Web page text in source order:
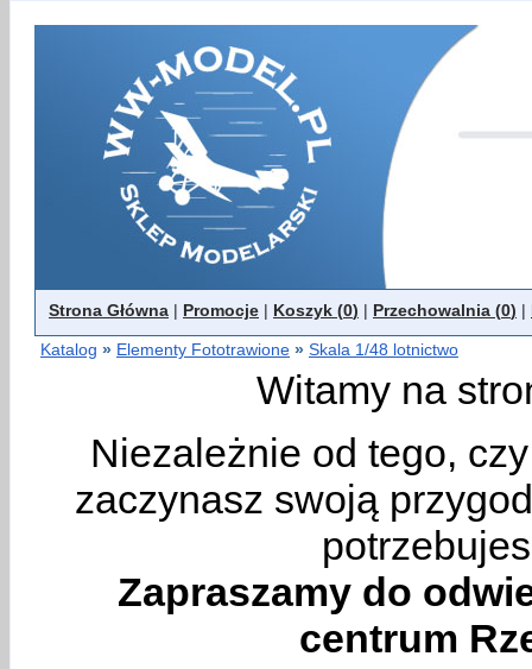
Strona Główna | Promocje | Koszyk (0) | Przechowalnia (0) |
Katalog » Elementy Fototrawione » Skala 1/48 lotnictwo
Witamy na
Niezależnie od tego,
zaczynasz swoją
Zapraszamy do
centrum